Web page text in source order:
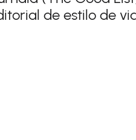
de estilo de